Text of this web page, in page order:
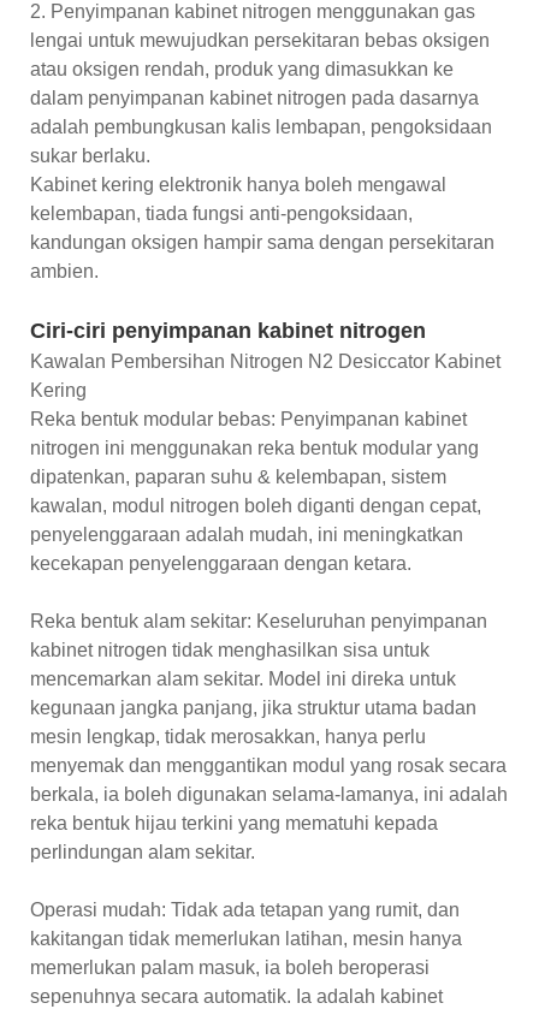
2. Penyimpanan kabinet nitrogen menggunakan gas
lengai untuk mewujudkan persekitaran bebas oksigen
atau oksigen rendah, produk yang dimasukkan ke
dalam penyimpanan kabinet nitrogen pada dasarnya
adalah pembungkusan kalis lembapan, pengoksidaan
sukar berlaku.
Kabinet kering elektronik hanya boleh mengawal
kelembapan, tiada fungsi anti-pengoksidaan,
kandungan oksigen hampir sama dengan persekitaran
ambien.
Ciri-ciri penyimpanan kabinet nitrogen
Kawalan Pembersihan Nitrogen N2 Desiccator Kabinet
Kering
Reka bentuk modular bebas: Penyimpanan kabinet
nitrogen ini menggunakan reka bentuk modular yang
dipatenkan, paparan suhu & kelembapan, sistem
kawalan, modul nitrogen boleh diganti dengan cepat,
penyelenggaraan adalah mudah, ini meningkatkan
kecekapan penyelenggaraan dengan ketara.
Reka bentuk alam sekitar: Keseluruhan penyimpanan
kabinet nitrogen tidak menghasilkan sisa untuk
mencemarkan alam sekitar. Model ini direka untuk
kegunaan jangka panjang, jika struktur utama badan
mesin lengkap, tidak merosakkan, hanya perlu
menyemak dan menggantikan modul yang rosak secara
berkala, ia boleh digunakan selama-lamanya, ini adalah
reka bentuk hijau terkini yang mematuhi kepada
perlindungan alam sekitar.
Operasi mudah: Tidak ada tetapan yang rumit, dan
kakitangan tidak memerlukan latihan, mesin hanya
memerlukan palam masuk, ia boleh beroperasi
sepenuhnya secara automatik. Ia adalah kabinet